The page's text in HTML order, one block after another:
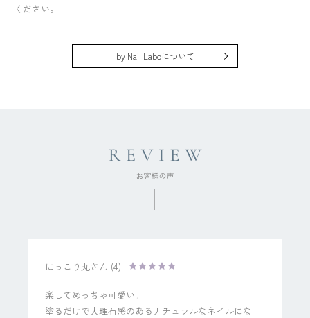
ください。
by Nail Laboについて
にっこり丸 4
楽してめっちゃ可愛い。
塗るだけで大理石感のあるナチュラルなネイルにな